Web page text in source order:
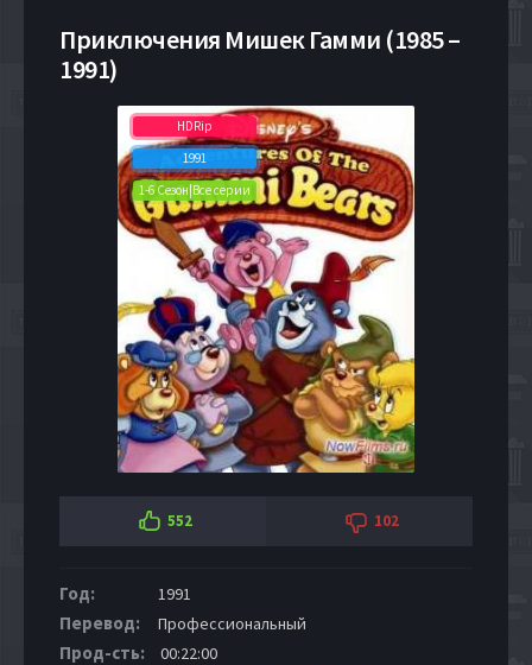
Приключения Мишек Гамми (1985 –
1991)
HDRip
1991
1-6 Сезон|Все серии
552 102
Год: 1991
Перевод: Профессиональный
Прод-сть: 00:22:00